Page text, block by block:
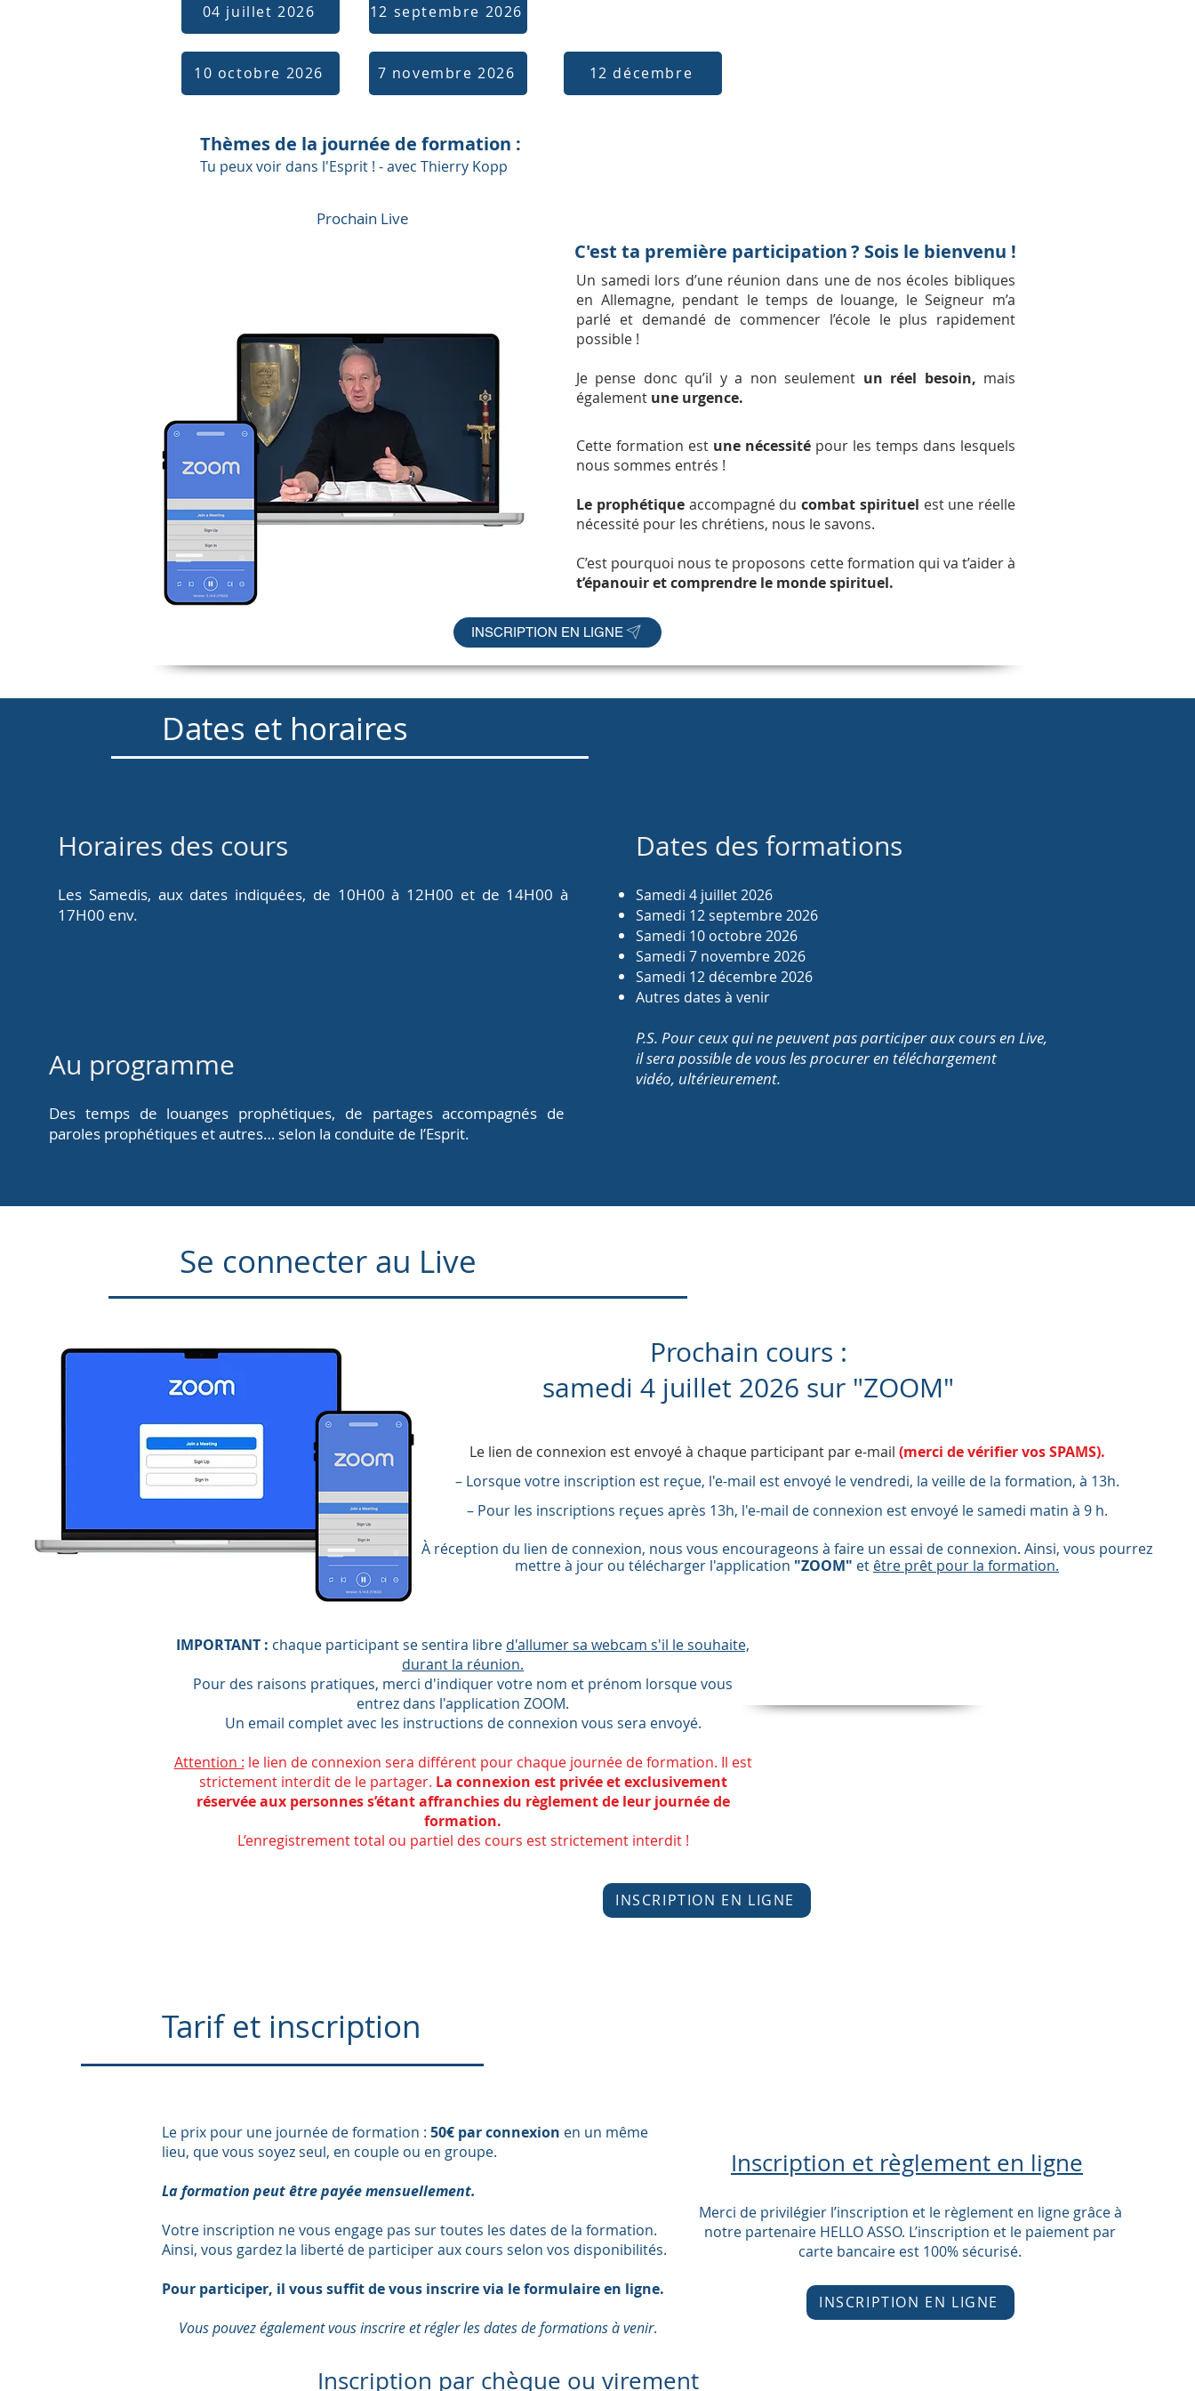
04 juillet 2026
10 octobre 2026
12 septembre 2026
7 novembre 2026 12 décembre
Thèmes de la journée de formation :
Tu peux voir dans l'Esprit ! - avec Thierry Kopp
Prochain Live
C'est ta première participation ? Sois le bienvenu !
Un samedi lors d’une réunion dans une de nos écoles bibliques
en Allemagne, pendant le temps de louange, le Seigneur m’a
parlé et demandé de commencer l’école le plus rapidement
possible !
Je pense donc qu’il y a non seulement un réel besoin, mais
également une urgence.
Cette formation est une nécessité pour les temps dans lesquels
nous sommes entrés !
Le prophétiqueaccompagné du combat spirituel est une réelle
nécessité pour les chrétiens, nous le savons.
C’est pourquoi nous te proposons cette formation qui va t’aider à
t’épanouir et comprendre le monde spirituel.
INSCRIPTION EN LIGNE
Dates et horaires
Horaires des cours
Les Samedis, aux dates indiquées, de 10H00 à 12H00 et de 14H00 à
17H00 env.
Au programme
Des temps de louanges prophétiques, de partages accompagnés de
paroles prophétiques et autres… selon la conduite de l’Esprit.
Dates des formations
Samedi 4 juillet 2026
Samedi 12 septembre 2026
Samedi 10 octobre 2026
Samedi 7 novembre 2026
Samedi 12 décembre 2026
Autres dates à venir
P.S. Pour ceux qui ne peuvent pas participer aux cours en Live,
il sera possible de vous les procurer en téléchargement
vidéo, ultérieurement.
Se connecter au Live
Prochain cours :
samedi 4 juillet 2026 sur "ZOOM"
Le lien de connexion est envoyé à chaque participant par e-mail (merci de vérifier vos SPAMS).
– Lorsque votre inscription est reçue, l'e-mail est envoyé le vendredi, la veille de la formation, à 13h.
– Pour les inscriptions reçues après 13h, l'e-mail de connexion est envoyé le samedi matin à 9 h.
À réception du lien de connexion, nous vous encourageons à faire un essai de connexion. Ainsi, vous pourrez
mettre à jour ou télécharger l'application "ZOOM" et être prêt pour la formation.
IMPORTANT : chaque participant se sentira libre d'allumer sa webcam s'il le souhaite,
durant la réunion.
Pour des raisons pratiques, merci d'indiquer votre nom et prénom lorsque vous
entrez dans l'application ZOOM.
Un email complet avec les instructions de connexion vous sera envoyé.
Attention : le lien de connexion sera différent pour chaque journée de formation. Il est
strictement interdit de le partager. La connexion est privée et exclusivement
réservée aux personnes s’étant affranchies du règlement de leur journée de
formation.
L’enregistrement total ou partiel des cours est strictement interdit !
INSCRIPTION EN LIGNE
Tarif et inscription
Le prix pour une journée de formation : 50€ par connexion en un même
lieu, que vous soyez seul, en couple ou en groupe.
La formation peut être payée mensuellement.
Votre inscription ne vous engage pas sur toutes les dates de la formation.
Ainsi, vous gardez la liberté de participer aux cours selon vos disponibilités.
Pour participer, il vous suffit de vous inscrire via le formulaire en ligne.
Vous pouvez également vous inscrire et régler les dates de formations à venir.
Inscription et règlement en ligne
Merci de privilégier l’inscription et le règlement en ligne grâce à
notre partenaire HELLO ASSO. L’inscription et le paiement par
carte bancaire est 100% sécurisé.
INSCRIPTION EN LIGNE
Inscription par chèque ou virement